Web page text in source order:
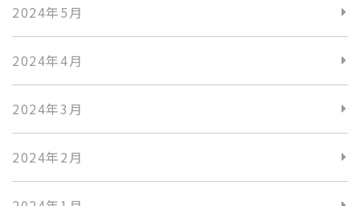
2024年5月
2024年4月
2024年3月
2024年2月